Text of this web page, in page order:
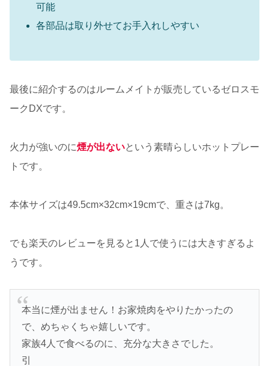
可能
各部品は取り外せてお手入れしやすい
最後に紹介するのはルームメイトが販売しているゼロスモ
ークDXです。
火力が強いのに煙が出ないという素晴らしいホットプレー
トです。
本体サイズは49.5cm×32cm×19cmで、重さは7kg。
でも楽天のレビューを見ると1人で使うには大きすぎるよ
うです。
本当に煙が出ません！お家焼肉をやりたかったの
で、めちゃくちゃ嬉しいです。
家族4人で食べるのに、充分な大きさでした。
引